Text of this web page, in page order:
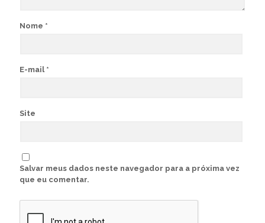
Nome *
E-mail *
Site
Salvar meus dados neste navegador para a próxima vez
que eu comentar.